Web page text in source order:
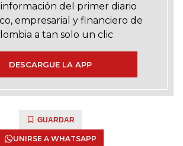
información del primer diario
empresarial y financiero de
a tan solo un clic
DESCARGUE LA APP
GUARDAR
UNIRSE A WHATSAPP